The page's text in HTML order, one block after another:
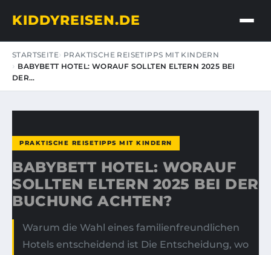
KIDDYREISEN.DE
STARTSEITE PRAKTISCHE REISETIPPS MIT KINDERN
BABYBETT HOTEL: WORAUF SOLLTEN ELTERN 2025 BEI
DER…
PRAKTISCHE REISETIPPS MIT KINDERN
BABYBETT HOTEL: WORAUF
SOLLTEN ELTERN 2025 BEI DER
BUCHUNG ACHTEN?
Warum die Wahl eines familienfreundlichen
Hotels entscheidend ist Die Entscheidung, wo